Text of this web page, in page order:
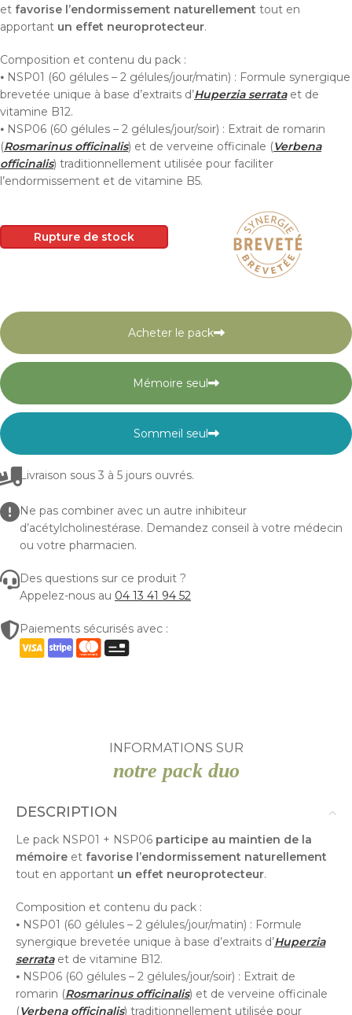
et favorise l’endormissement naturellement tout en
apportant un effet neuroprotecteur.
Composition et contenu du pack :
⦁ NSP01 (60 gélules – 2 gélules/jour/matin) : Formule synergique
brevetée unique à base d’extraits d’Huperzia serrataet de
vitamine B12.
⦁ NSP06 (60 gélules – 2 gélules/jour/soir) : Extrait de romarin
(Rosmarinus officinalis) et de verveine officinale (Verbena
officinalis) traditionnellement utilisée pour faciliter
l’endormissement et de vitamine B5.
Rupture de stock
Acheter le pack
Mémoire seul
Sommeil seul
Livraison sous 3 à 5 jours ouvrés.
Ne pas combiner avec un autre inhibiteur
d’acétylcholinestérase. Demandez conseil à votre médecin
ou votre pharmacien.
Des questions sur ce produit ?
Appelez-nous au 04 13 41 94 52
Paiements sécurisés avec :
INFORMATIONS SUR
notre pack duo
DESCRIPTION
Le pack NSP01 + NSP06 participe au maintien de la
mémoire et favorise l’endormissement naturellement
tout en apportant un effet neuroprotecteur.
Composition et contenu du pack :
⦁ NSP01 (60 gélules – 2 gélules/jour/matin) : Formule
synergique brevetée unique à base d’extraits d’Huperzia
serrataet de vitamine B12.
⦁ NSP06 (60 gélules – 2 gélules/jour/soir) : Extrait de
romarin (Rosmarinus officinalis) et de verveine officinale
(Verbena officinalis) traditionnellement utilisée pour